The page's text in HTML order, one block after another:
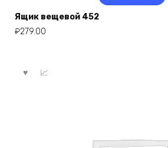
Ящик вещевой 452
₽279.00